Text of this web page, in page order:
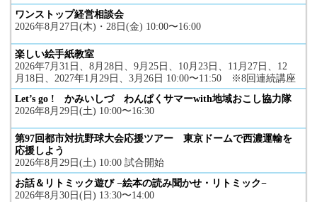
ワンストップ経営相談会
2026年8月27日(木)・28日(金) 10:00〜16:00
楽しい絵手紙教室
2026年7月31日、8月28日、9月25日、10月23日、11月27日、12
月18日、2027年1月29日、3月26日 10:00〜11:50 ※8回連続講座
Let’s go ! かみいしづ わんぱくサマーwith地域おこし協力隊
2026年8月29日(土) 10:00〜16:30
第97回都市対抗野球大会応援ツアー 東京ドームで西濃運輸を
応援しよう
2026年8月29日(土) 10:00 試合開始
お話＆リトミック遊び −絵本の読み聞かせ・リトミック−
2026年8月30日(日) 13:30〜14:00